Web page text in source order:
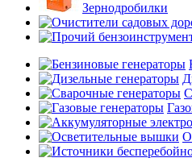
Зернодробилки